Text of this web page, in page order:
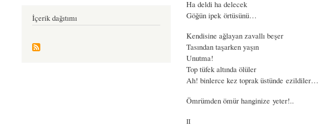
Ha deldi ha delecek
Göğün ipek örtüsünü…
Kendisine ağlayan zavallı beşer
Tasından taşarken yaşın
Unutma!
Top tüfek altında ölüler
Ah! binlerce kez toprak üstünde ezildiler…
Ömrümden ömür hanginize yeter!..
II
İçerik dağıtımı